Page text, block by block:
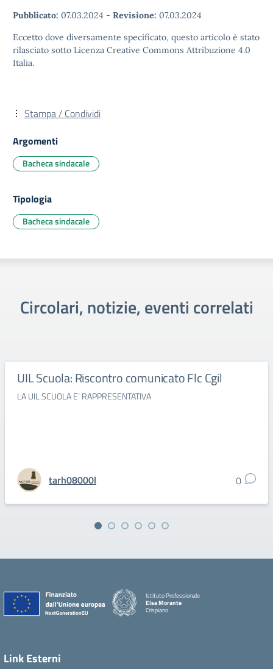
Pubblicato: 07.03.2024 - Revisione: 07.03.2024
Eccetto dove diversamente specificato, questo articolo è stato
rilasciato sotto Licenza Creative Commons Attribuzione 4.0
Italia.
Stampa / Condividi
Argomenti
Bacheca sindacale
Tipologia
Bacheca sindacale
Circolari, notizie, eventi correlati
UIL Scuola: Riscontro comunicato Flc Cgil
LA UIL SCUOLA E’ RAPPRESENTATIVA
tarh08000l 0
Istituto Professionale
Elsa Morante
Crispiano
Link Esterni